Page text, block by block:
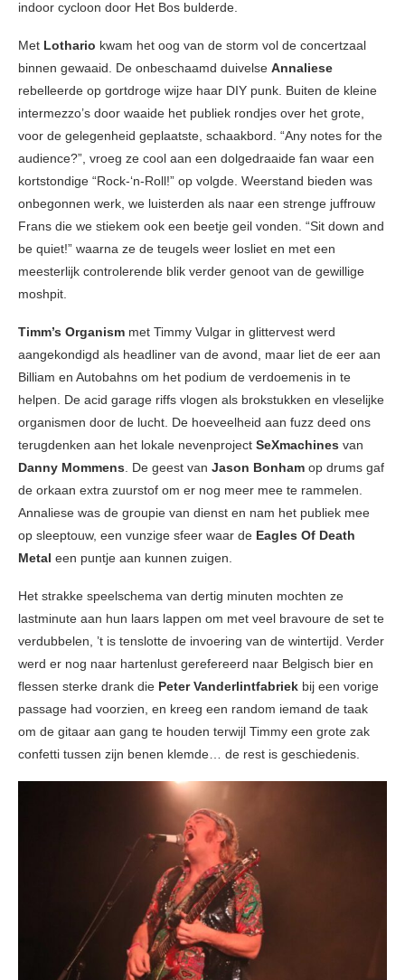
indoor cycloon door Het Bos bulderde.
Met Lothario kwam het oog van de storm vol de concertzaal
binnen gewaaid. De onbeschaamd duivelse Annaliese
rebelleerde op gortdroge wijze haar DIY punk. Buiten de kleine
intermezzo’s door waaide het publiek rondjes over het grote,
voor de gelegenheid geplaatste, schaakbord. “Any notes for the
audience?”, vroeg ze cool aan een dolgedraaide fan waar een
kortstondige “Rock-‘n-Roll!” op volgde. Weerstand bieden was
onbegonnen werk, we luisterden als naar een strenge juffrouw
Frans die we stiekem ook een beetje geil vonden. “Sit down and
be quiet!” waarna ze de teugels weer losliet en met een
meesterlijk controlerende blik verder genoot van de gewillige
moshpit.
Timm’s Organism met Timmy Vulgar in glittervest werd
aangekondigd als headliner van de avond, maar liet de eer aan
Billiam en Autobahns om het podium de verdoemenis in te
helpen. De acid garage riffs vlogen als brokstukken en vleselijke
organismen door de lucht. De hoeveelheid aan fuzz deed ons
terugdenken aan het lokale nevenproject SeXmachines van
Danny Mommens. De geest van Jason Bonham op drums gaf
de orkaan extra zuurstof om er nog meer mee te rammelen.
Annaliese was de groupie van dienst en nam het publiek mee
op sleeptouw, een vunzige sfeer waar de Eagles Of Death
Metal een puntje aan kunnen zuigen.
Het strakke speelschema van dertig minuten mochten ze
lastminute aan hun laars lappen om met veel bravoure de set te
verdubbelen, ’t is tenslotte de invoering van de wintertijd. Verder
werd er nog naar hartenlust gerefereerd naar Belgisch bier en
flessen sterke drank die Peter Vanderlintfabriek bij een vorige
passage had voorzien, en kreeg een random iemand de taak
om de gitaar aan gang te houden terwijl Timmy een grote zak
confetti tussen zijn benen klemde… de rest is geschiedenis.